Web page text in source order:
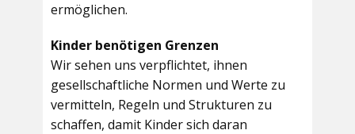
ermöglichen.
Kinder benötigen Grenzen
Wir sehen uns verpflichtet, ihnen
gesellschaftliche Normen und Werte zu
vermitteln, Regeln und Strukturen zu
schaffen, damit Kinder sich daran